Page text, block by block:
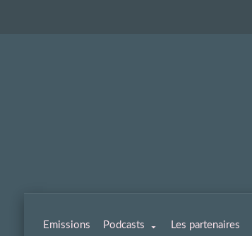
Emissions Podcasts Les partenaires